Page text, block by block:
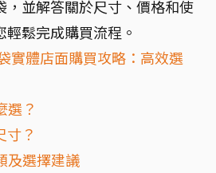
，並解答關於尺寸、價格和使
鬆完成購買流程。
實體店面購買攻略：高效選
選？
寸？
及選擇建議